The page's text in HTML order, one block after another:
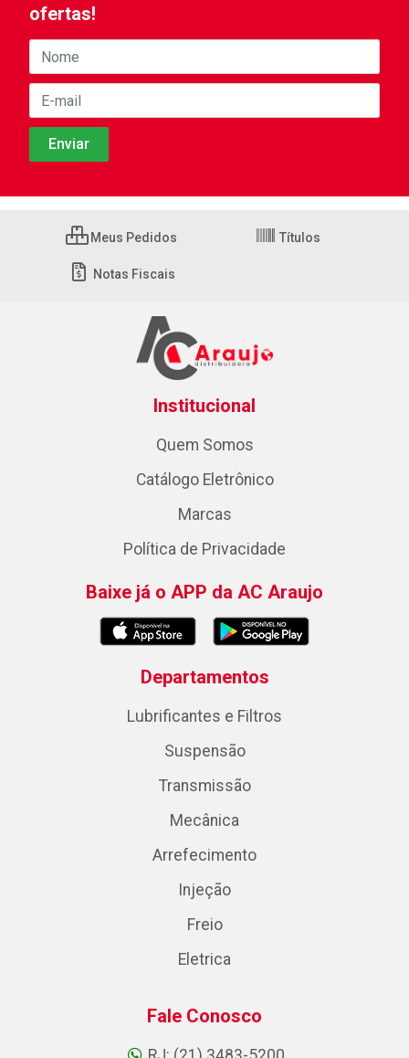
ofertas!
Meus Pedidos Títulos
Notas Fiscais
Institucional
Quem Somos
Catálogo Eletrônico
Marcas
Política de Privacidade
Baixe já o APP da AC Araujo
Departamentos
Lubrificantes e Filtros
Suspensão
Transmissão
Mecânica
Arrefecimento
Injeção
Freio
Eletrica
Fale Conosco